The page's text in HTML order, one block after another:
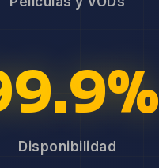
Disponibilidad